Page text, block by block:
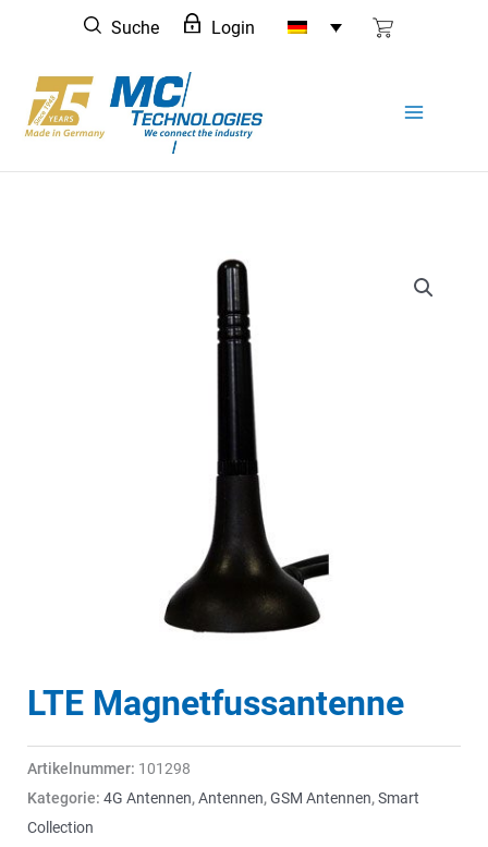
springen
Suche Login
LTE Magnetfussantenne
Artikelnummer: 101298
Kategorie: 4G Antennen,Antennen,GSM Antennen,Smart
Collection